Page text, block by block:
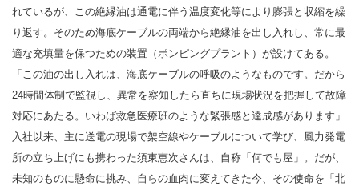
れているが、この絶縁油は通電に伴う温度変化等により膨張と収縮を繰
り返す。そのため海底ケーブルの両端から絶縁油を出し入れし、常に最
適な充填量を保つための装置（ポンピングプラント）が設けてある。
「この油の出し入れは、海底ケーブルの呼吸のようなものです。だから
24時間体制で監視し、異常を察知したら直ちに現場状況を把握して故障
対応にあたる。いわば救急医療班のような緊張感と達成感があります」
入社以来、主に送電の現場で架空線やケーブルについて学び、風力発電
所の立ち上げにも携わった須東恵次さんは、自称「何でも屋」。だが、
未知のものに懸命に挑み、自らの血肉に変えてきた今、その使命を「北